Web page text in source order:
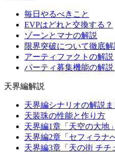
毎日やるべきこと
EVPはどれと交換する？
ゾーンとマナの解説
限界突破について徹底解
アーティファクトの解説
パーティ募集機能の解説
天界編解説
天界編シナリオの解説ま
天装珠の性能と作り方
天界編1章「天空の大地」
天界編2章「セフィラナ
天界編3章「天の街 チチ